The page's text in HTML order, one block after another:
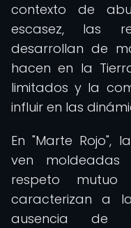
contexto de
escasez, las
desarrollan de
hacen en la
limitados y la
influir en las
En "Marte Rojo",
ven
respeto
caracterizan a
ausencia de